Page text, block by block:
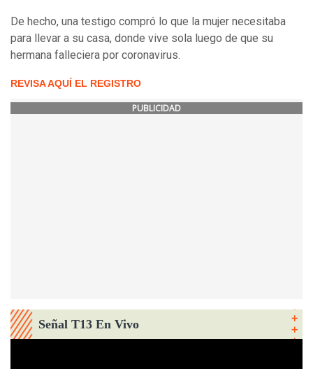
De hecho, una testigo compró lo que la mujer necesitaba
para llevar a su casa, donde vive sola luego de que su
hermana falleciera por coronavirus.
REVISA AQUÍ EL REGISTRO
PUBLICIDAD
Señal T13 En Vivo